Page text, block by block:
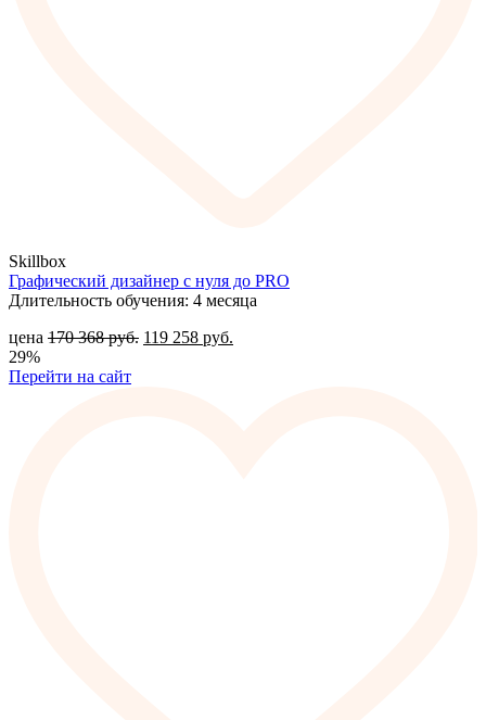
Skillbox
Графический дизайнер с нуля до PRO
Длительность обучения: 4 месяца
цена 170 368руб. 119 258 руб.
29%
Перейти на сайт